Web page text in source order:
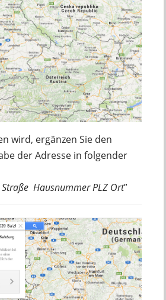
wird, ergänzen Sie den
der Adresse in folgender
Hausnummer PLZ Ort”